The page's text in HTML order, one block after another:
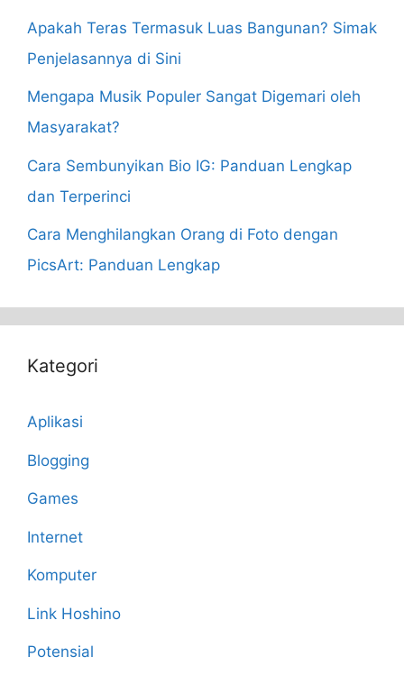
Apakah Teras Termasuk Luas Bangunan? Simak
Penjelasannya di Sini
Mengapa Musik Populer Sangat Digemari oleh
Masyarakat?
Cara Sembunyikan Bio IG: Panduan Lengkap
dan Terperinci
Cara Menghilangkan Orang di Foto dengan
PicsArt: Panduan Lengkap
Kategori
Aplikasi
Blogging
Games
Internet
Komputer
Link Hoshino
Potensial